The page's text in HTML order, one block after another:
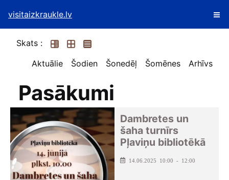
visitaizkraukle.lv
Skats :
Aktuālie
Šodien Šonedēļ Šomēnes Arhīvs
Pasākumi
Dambretes un
šaha turnīrs
Pļaviņu bibliotēkā
14.06.2025 10:00 - 12:00